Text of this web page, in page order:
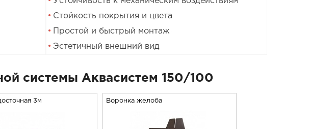
Стойкость покрытия и цвета
Простой и быстрый монтаж
Эстетичный внешний вид
системы Аквасистем 150/100
3м Воронка желоба